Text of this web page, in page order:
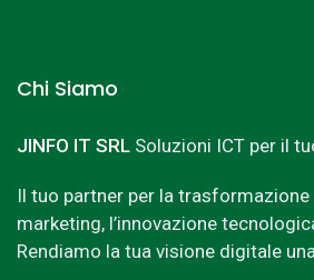
Chi Siamo
JINFO IT SRL Soluzioni ICT per il
Il tuo partner per la
marketing, l’innovazione
Rendiamo la tua visione digitale